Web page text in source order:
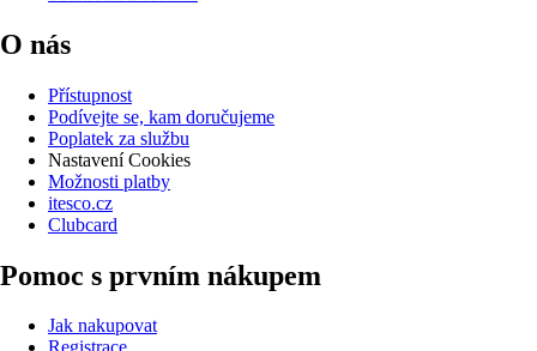
O nás
Přístupnost
Podívejte se, kam doručujeme
Poplatek za službu
Nastavení Cookies
Možnosti platby
itesco.cz
Clubcard
Pomoc s prvním nákupem
Jak nakupovat